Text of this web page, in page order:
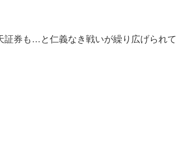
証券も…と仁義なき戦いが繰り広げられて